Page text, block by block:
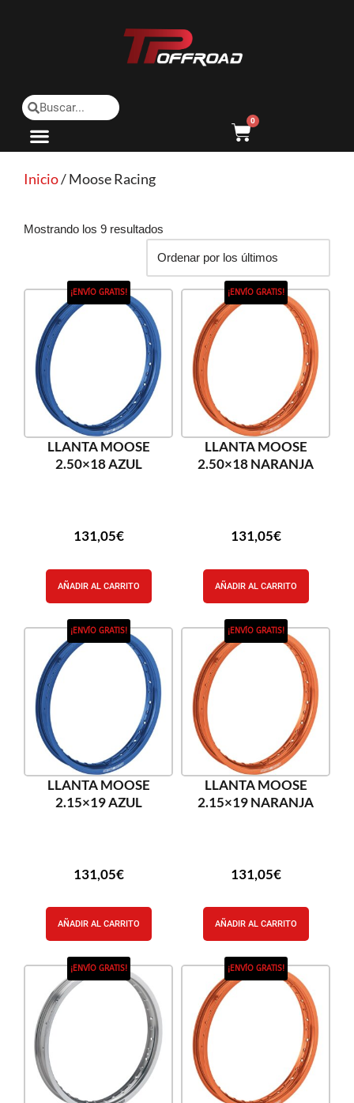
0
Inicio/ Moose Racing
Mostrando los 9 resultados
¡ENVÍO GRATIS!
LLANTA MOOSE
2.50×18 AZUL
131,05€
AÑADIR AL CARRITO
¡ENVÍO GRATIS!
LLANTA MOOSE
2.50×18 NARANJA
131,05€
AÑADIR AL CARRITO
¡ENVÍO GRATIS!
LLANTA MOOSE
2.15×19 AZUL
131,05€
AÑADIR AL CARRITO
¡ENVÍO GRATIS!
LLANTA MOOSE
2.15×19 NARANJA
131,05€
AÑADIR AL CARRITO
¡ENVÍO GRATIS! ¡ENVÍO GRATIS!